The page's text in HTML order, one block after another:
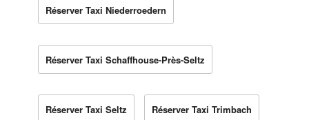
Réserver Taxi Niederroedern
Réserver Taxi Schaffhouse-Près-Seltz
Réserver Taxi Seltz Réserver Taxi Trimbach